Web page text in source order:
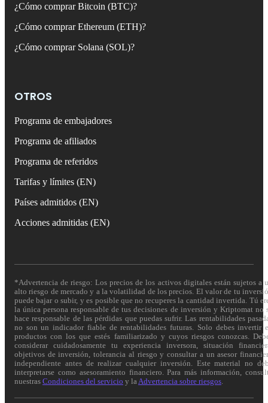
¿Cómo comprar Bitcoin (BTC)?
¿Cómo comprar Ethereum (ETH)?
¿Cómo comprar Solana (SOL)?
OTROS
Programa de embajadores
Programa de afiliados
Programa de referidos
Tarifas y límites (EN)
Países admitidos (EN)
Acciones admitidas (EN)
*Advertencia de riesgo: Los precios de los activos digitales están sujetos a
alto riesgo de mercado y a la volatilidad de los precios. El valor de tu
puede bajar o subir, y es posible que no recuperes la cantidad invertida. Tú
la única persona responsable de tus decisiones de inversión y Kriptomat no
hace responsable de las pérdidas que puedas sufrir. Las rentabilidades
no son un indicador fiable de rentabilidades futuras. Solo debes invertir
productos con los que estés familiarizado y cuyos riesgos conozcas.
considerar cuidadosamente tu experiencia inversora, situación
objetivos de inversión, tolerancia al riesgo y consultar a un asesor
independiente antes de realizar cualquier inversión. Este material no
interpretarse como asesoramiento financiero. Para más información,
nuestras Condiciones del servicio y la Advertencia sobre riesgos